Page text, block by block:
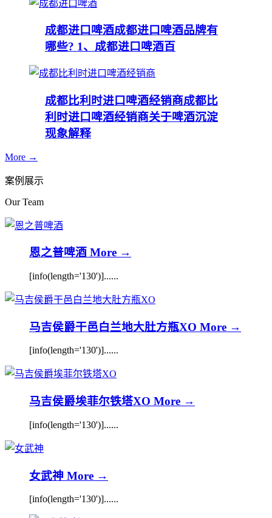
成都进口啤酒成都进口啤酒品牌有
哪些? 1、成都进口啤酒百
成都比利时进口啤酒经销商成都比
利时进口啤酒经销商关于啤酒沉淀
现象解释
More →
案例展示
Our Team
恩之普啤酒 More →
[info(length='130')]......
马吉侯爵干邑白兰地大肚方瓶XO More →
[info(length='130')]......
马吉侯爵埃菲尔铁塔XO More →
[info(length='130')]......
女武神 More →
[info(length='130')]......